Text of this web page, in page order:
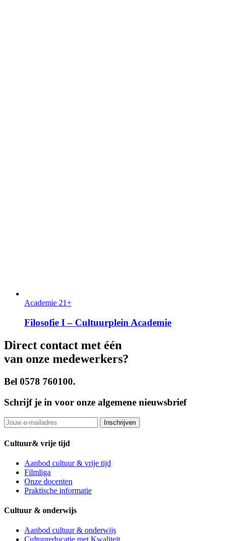
Academie 21+
Filosofie I – Cultuurplein Academie
Direct contact met één
van onze medewerkers?
Bel 0578 760100.
Schrijf je in voor onze algemene nieuwsbrief
Cultuur& vrije tijd
Aanbod cultuur & vrije tijd
Filmliga
Onze docenten
Praktische informatie
Cultuur & onderwijs
Aanbod cultuur & onderwijs